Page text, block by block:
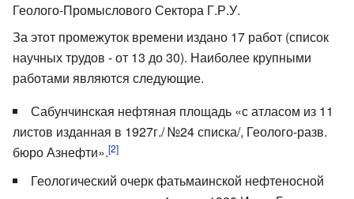
Геолого-Промыслового Сектора Г.Р.У.
За этот промежуток времени издано 17 работ (список
научных трудов - от 13 до 30). Наиболее крупными
работами являются следующие.
Сабунчинская нефтяная площадь «с атласом из 11
листов изданная в 1927г./ №24 списка/, Геолого-разв.
бюро Азнефти».[2]
Геологический очерк фатьмаинской нефтеносной